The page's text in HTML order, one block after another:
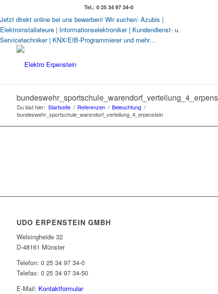
Tel.: 0 25 34 97 34-0
Jetzt direkt online bei uns bewerben! Wir suchen: Azubis |
Elektroinstallateure | Informationselektroniker | Kundendienst- u.
Servicetechniker | KNX/EIB-Programmierer und mehr…
Du bist hier: Startseite / Referenzen / Beleuchtung /
bundeswehr_sportschule_warendorf_verteilung_4_erpenstein
UDO ERPENSTEIN GMBH
Welsingheide 32
D-48161 Münster
Telefon: 0 25 34 97 34-0
Telefax: 0 25 34 97 34-50
E-Mail: Kontaktformular